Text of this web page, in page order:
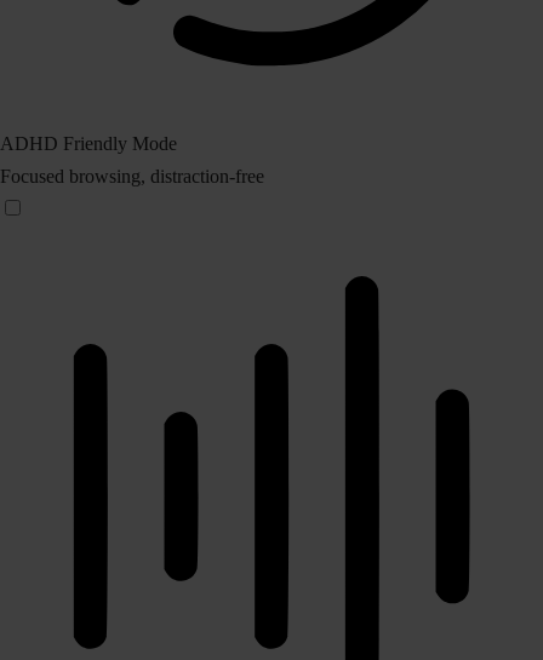
ADHD Friendly Mode
Focused browsing, distraction-free